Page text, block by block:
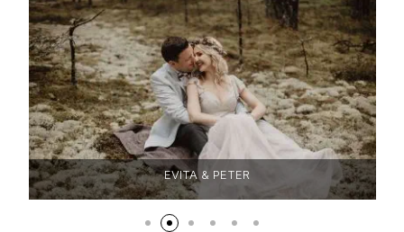
EVITA & PETER